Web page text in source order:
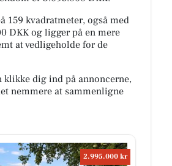
159 kvadratmeter, også med
DKK og ligger på en mere
at vedligeholde for de
klikke dig ind på annoncerne,
nemmere at sammenligne
2.995.000 kr